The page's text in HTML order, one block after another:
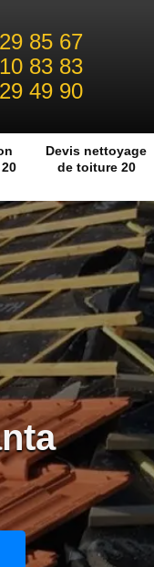
85 67
83 83
49 90
Devis nettoyage
de toiture 20